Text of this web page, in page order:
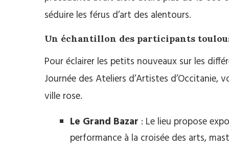
séduire les férus d’art des alentours.
Un échantillon des participants
Pour éclairer les petits nouveaux sur les
Journée des Ateliers d’Artistes
ville rose.
Le Grand Bazar : Le lieu propose
performance à la croisée des arts,